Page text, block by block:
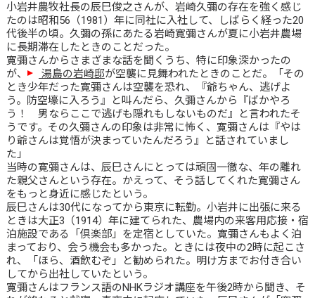
小岩井農牧社長の辰巳俊之さんが、岩崎久彌の存在を強く感じ
たのは昭和56（1981）年に同社に入社して、しばらく経った20
代後半の頃。久彌の孫にあたる岩崎寛彌さんが夏に小岩井農場
に長期滞在したときのことだった。
寛彌さんからさまざまな話を聞くうち、特に印象深かったの
が、
湯島の岩崎邸が空襲に見舞われたときのことだ。「その
とき少年だった寛彌さんは空襲を恐れ、『爺ちゃん、逃げよ
う。防空壕に入ろう』と叫んだら、久彌さんから『ばかやろ
う！ 男ならここで逃げも隠れもしないものだ』と言われたそ
うです。その久彌さんの印象は非常に怖く、寛彌さんは『やは
り爺さんは覚悟が決まっていたんだろう』と話されていまし
た」
当時の寛彌さんは、辰巳さんにとっては頑固一徹な、年の離れ
た親父さんという存在。かえって、そう話してくれた寛彌さん
をもっと身近に感じたという。
辰巳さんは30代になってから東京に転勤。小岩井に出張に来る
ときは大正3（1914）年に建てられた、農場内の来客用応接・宿
泊施設である「倶楽部」を定宿としていた。寛彌さんもよく泊
まっており、会う機会も多かった。ときには夜中の2時に起こさ
れ、「ほら、酒飲むぞ」と勧められた。明け方までお付き合い
してから出社していたという。
寛彌さんはフランス語のNHKラジオ講座を午後2時から聞き、そ